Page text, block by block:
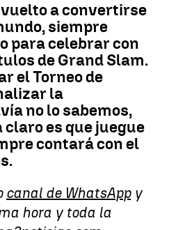
a convertirse
siempre
para celebrar con
de Grand Slam.
el Torneo de
la
no lo sabemos,
claro es que juegue
contará con el
canal de WhatsAppy
hora y toda la